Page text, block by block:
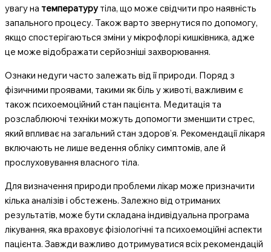
увагу на температурутіла, що може свідчити про наявність
запального процесу. Також варто звернутися по допомогу,
якщо спостерігаються зміни у мікрофлорі кишківника, адже
це може відображати серйозніші захворювання.
Ознаки недуги часто залежать від її природи. Поряд з
фізичними проявами, такими як біль у животі, важливим є
також психоемоційний стан пацієнта. Медитація та
розслаблюючі техніки можуть допомогти зменшити стрес,
який впливає на загальний стан здоров’я. Рекомендації лікаря
включають не лише ведення обліку симптомів, але й
прослуховування власного тіла.
Для визначення природи проблеми лікар може призначити
кілька аналізів і обстежень. Залежно від отриманих
результатів, може бути складана індивідуальна програма
лікування, яка враховує фізіологічні та психоемоційні аспекти
пацієнта. Завжди важливо дотримуватися всіх рекомендацій